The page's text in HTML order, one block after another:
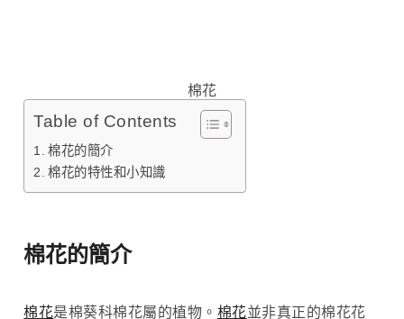
棉花
Table of Contents
棉花的簡介
棉花的特性和小知識
棉花的簡介
棉花是棉葵科棉花屬的植物。 棉花並非真正的棉花花